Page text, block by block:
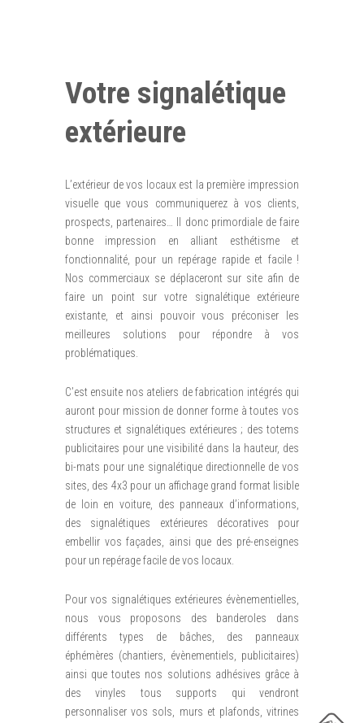
Votre signalétique
extérieure
L’extérieur de vos locaux est la première impression
visuelle que vous communiquerez à vos clients,
prospects, partenaires… Il donc primordiale de faire
bonne impression en alliant esthétisme et
fonctionnalité, pour un repérage rapide et facile !
Nos commerciaux se déplaceront sur site afin de
faire un point sur votre signalétique extérieure
existante, et ainsi pouvoir vous préconiser les
meilleures solutions pour répondre à vos
problématiques.
C’est ensuite nos ateliers de fabrication intégrés qui
auront pour mission de donner forme à toutes vos
structures et signalétiques extérieures ; des totems
publicitaires pour une visibilité dans la hauteur, des
bi-mats pour une signalétique directionnelle de vos
sites, des 4x3 pour un affichage grand format lisible
de loin en voiture, des panneaux d’informations,
des signalétiques extérieures décoratives pour
embellir vos façades, ainsi que des pré-enseignes
pour un repérage facile de vos locaux.
Pour vos signalétiques extérieures évènementielles,
nous vous proposons des banderoles dans
différents types de bâches, des panneaux
éphémères (chantiers, évènementiels, publicitaires)
ainsi que toutes nos solutions adhésives grâce à
des vinyles tous supports qui vendront
personnaliser vos sols, murs et plafonds, vitrines